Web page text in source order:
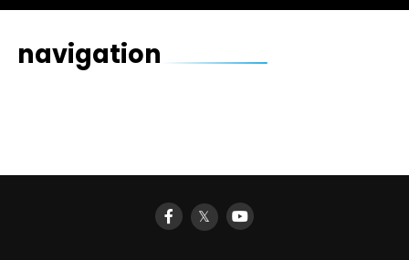
navigation
𝕏